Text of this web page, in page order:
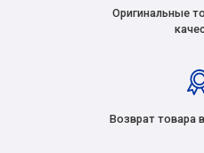
Оригинальные
Возврат товара